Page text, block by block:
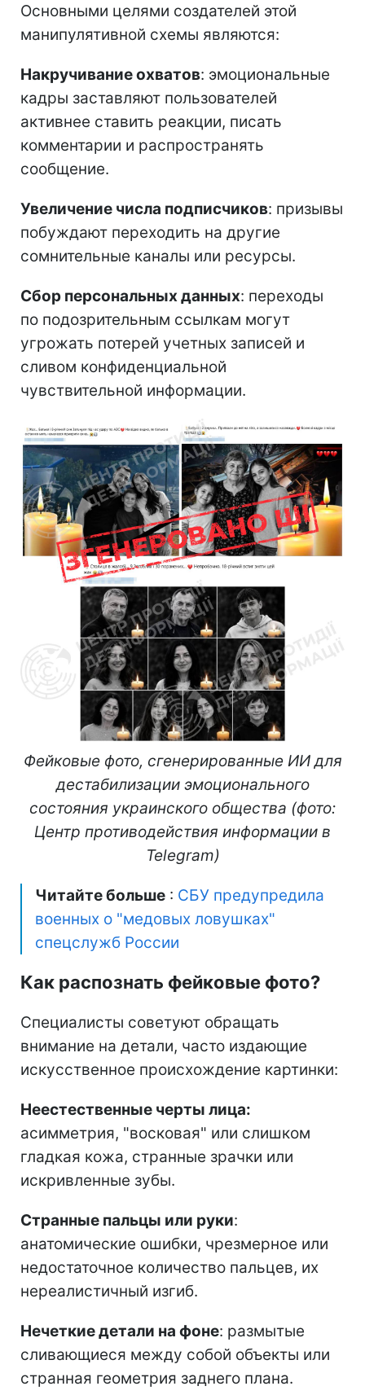
Основными целями создателей этой
манипулятивной схемы являются:
Накручивание охватов: эмоциональные
кадры заставляют пользователей
активнее ставить реакции, писать
комментарии и распространять
сообщение.
Увеличение числа подписчиков: призывы
побуждают переходить на другие
сомнительные каналы или ресурсы.
Сбор персональных данных: переходы
по подозрительным ссылкам могут
угрожать потерей учетных записей и
сливом конфиденциальной
чувствительной информации.
Фейковые фото, сгенерированные ИИ для
дестабилизации эмоционального
состояния украинского общества (фото:
Центр противодействия информации в
Telegram)
Читайте больше : СБУ предупредила
военных о "медовых ловушках"
спецслужб России
Как распознать фейковые фото?
Специалисты советуют обращать
внимание на детали, часто издающие
искусственное происхождение картинки:
Неестественные черты лица:
асимметрия, "восковая" или слишком
гладкая кожа, странные зрачки или
искривленные зубы.
Странные пальцы или руки:
анатомические ошибки, чрезмерное или
недостаточное количество пальцев, их
нереалистичный изгиб.
Нечеткие детали на фоне: размытые
сливающиеся между собой объекты или
странная геометрия заднего плана.